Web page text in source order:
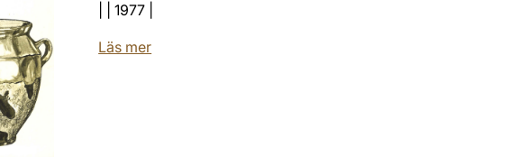
| | 1977 |
Läs mer